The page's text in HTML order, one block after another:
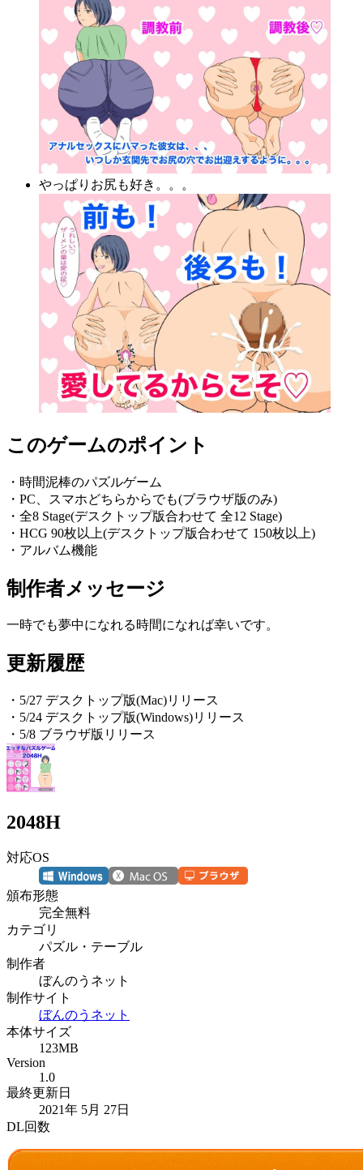
やっぱりお尻も好き。。。
このゲームのポイント
・時間泥棒のパズルゲーム
・PC、スマホどちらからでも(ブラウザ版のみ)
・全8 Stage(デスクトップ版合わせて 全12 Stage)
・HCG 90枚以上(デスクトップ版合わせて 150枚以上)
・アルバム機能
制作者メッセージ
一時でも夢中になれる時間になれば幸いです。
更新履歴
・5/27 デスクトップ版(Mac)リリース
・5/24 デスクトップ版(Windows)リリース
・5/8 ブラウザ版リリース
2048H
対応OS
頒布形態
完全無料
カテゴリ
パズル・テーブル
制作者
ぼんのうネット
制作サイト
ぼんのうネット
本体サイズ
123MB
Version
1.0
最終更新日
2021年 5月 27日
DL回数